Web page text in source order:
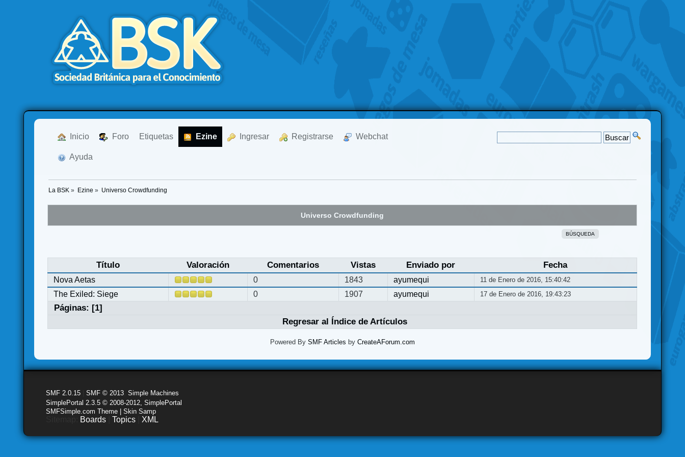
Inicio Foro Etiquetas Ezine Ingresar Registrarse Webchat
Ayuda
La BSK » Ezine » Universo Crowdfunding
Universo Crowdfunding
BÚSQUEDA
Título Valoración Comentarios Vistas Enviado por Fecha
Nova Aetas 0 1843 ayumequi 11 de Enero de 2016, 15:40:42
The Exiled: Siege 0 1907 ayumequi 17 de Enero de 2016, 19:43:23
Páginas: [1]
Regresar al Índice de Artículos
Powered By SMF Articles by CreateAForum.com
SMF 2.0.15 |SMF © 2013 ,Simple Machines
SimplePortal 2.3.5 © 2008-2012, SimplePortal
SMFSimple.com Theme | Skin Samp
Boards |Topics XML